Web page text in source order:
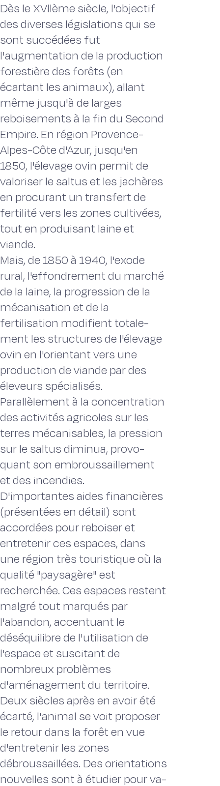
Dès le XVllème siècle, l'objectif
des diverses législations qui se
sont succédées fut
l'augmentation de la production
forestière des forêts (en
écartant les animaux), allant
même jusqu'à de larges
reboisements à la fin du Second
Empi­re. En région Provence-
Alpes-Côte d'Azur, jusqu'en
1850, l'élevage ovin permit de
valoriser le saltus et les jachères
en procurant un transfert de
fertilité vers les zones cultivées,
tout en produisant laine et
viande.
Mais, de 1850 à 1940, l'exode
rural, l'effondrement du marché
de la lai­ne, la progression de la
mécanisation et de la
fertilisation modifient totale­
ment les structures de l'élevage
ovin en l'orientant vers une
production de vian­de par des
éleveurs spécialisés.
Parallèlement à la concentration
des activités agricoles sur les
terres mécanisables, la pression
sur le saltus diminua, provo­
quant son embroussaillement
et des incendies.
D'importantes aides financières
(présentées en détail) sont
accordées pour reboiser et
entretenir ces espaces, dans
une région très touristique où la
qualité "paysagère" est
recherchée. Ces espaces restent
malgré tout marqués par
l'abandon, accentuant le
déséquilibre de l'utilisation de
l'espace et suscitant de
nombreux problèmes
d'aménagement du territoire.
Deux siècles après en avoir été
écarté, l'animal se voit proposer
le retour dans la forêt en vue
d'entrete­nir les zones
débroussaillées. Des orientations
nouvelles sont à étudier pour va­